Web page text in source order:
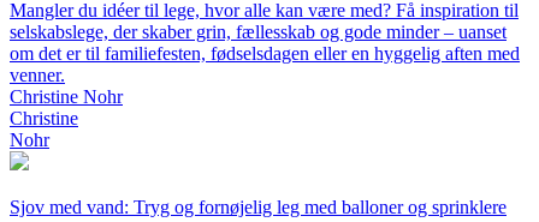
Mangler du idéer til lege, hvor alle kan være med? Få inspiration til
selskabslege, der skaber grin, fællesskab og gode minder – uanset
om det er til familiefesten, fødselsdagen eller en hyggelig aften med
venner.
Christine Nohr
Christine
Nohr
Sjov med vand: Tryg og fornøjelig leg med balloner og sprinklere